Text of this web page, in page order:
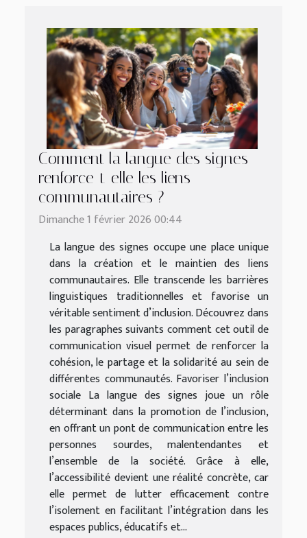
Comment la langue des signes
renforce-t-elle les liens
communautaires ?
Dimanche 1 février 2026 00:44
La langue des signes occupe une place unique
dans la création et le maintien des liens
communautaires. Elle transcende les barrières
linguistiques traditionnelles et favorise un
véritable sentiment d’inclusion. Découvrez dans
les paragraphes suivants comment cet outil de
communication visuel permet de renforcer la
cohésion, le partage et la solidarité au sein de
différentes communautés. Favoriser l’inclusion
sociale La langue des signes joue un rôle
déterminant dans la promotion de l’inclusion,
en offrant un pont de communication entre les
personnes sourdes, malentendantes et
l’ensemble de la société. Grâce à elle,
l’accessibilité devient une réalité concrète, car
elle permet de lutter efficacement contre
l’isolement en facilitant l’intégration dans les
espaces publics, éducatifs et...